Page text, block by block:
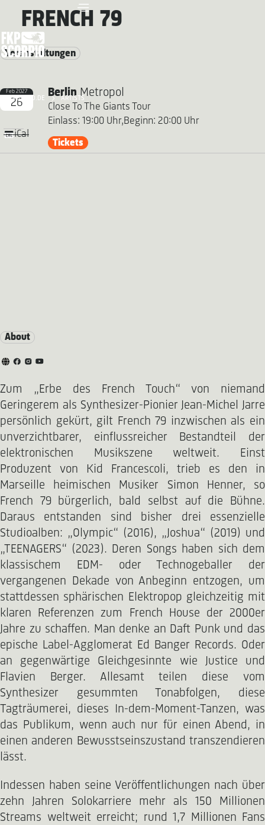
FKP SCORPIO.DE ARTISTS
FRENCH 79
Veranstaltungen
Feb 2027
26
iCal
BerlinMetropol
Close To The Giants Tour
Einlass: 19:00 Uhr,Beginn: 20:00 Uhr
Tickets
About
Zum „Erbe des French Touch“ von niemand
Geringerem als Synthesizer-Pionier Jean-Michel Jarre
persönlich gekürt, gilt French 79 inzwischen als ein
unverzichtbarer, einflussreicher Bestandteil der
elektronischen Musikszene weltweit. Einst
Produzent von Kid Francescoli, trieb es den in
Marseille heimischen Musiker Simon Henner, so
French 79 bürgerlich, bald selbst auf die Bühne.
Daraus entstanden sind bisher drei essenzielle
Studioalben: „Olympic“ (2016), „Joshua“ (2019) und
„TEENAGERS“ (2023). Deren Songs haben sich dem
klassischem EDM- oder Technogeballer der
vergangenen Dekade von Anbeginn entzogen, um
stattdessen sphärischen Elektropop gleichzeitig mit
klaren Referenzen zum French House der 2000er
Jahre zu schaffen. Man denke an Daft Punk und das
epische Label-Agglomerat Ed Banger Records. Oder
an gegenwärtige Gleichgesinnte wie Justice und
Flavien Berger. Allesamt teilen diese vom
Synthesizer gesummten Tonabfolgen, diese
Tagträumerei, dieses In-dem-Moment-Tanzen, was
das Publikum, wenn auch nur für einen Abend, in
einen anderen Bewusstseinszustand transzendieren
lässt.
Indessen haben seine Veröffentlichungen nach über
zehn Jahren Solokarriere mehr als 150 Millionen
Streams weltweit erreicht; rund 1,7 Millionen Fans